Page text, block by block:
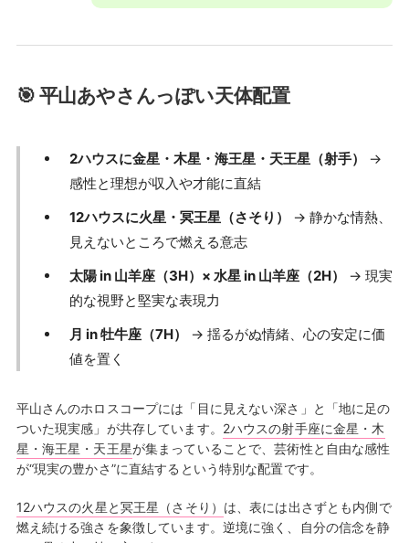
🎯 平山あやさんっぽい天体配置
2ハウスに金星・木星・海王星・天王星（射手）
→
感性と理想が収入や才能に直結
12ハウスに火星・冥王星（さそり）
→ 静かな情熱、
見えないところで燃える意志
太陽 in 山羊座（3H）× 水星 in 山羊座（2H）
→ 現実
的な視野と堅実な表現力
月 in 牡牛座（7H）
→ 揺るがぬ情緒、心の安定に価
値を置く
平山さんのホロスコープには「目に見えない深さ」と「地に足の
ついた現実感」が共存しています。 2ハウスの射手座に金星・木
星・海王星・天王星が集まっていることで、芸術性と自由な感性
が“現実の豊かさ”に直結するという特別な配置です。
12ハウスの火星と冥王星（さそり） は、表には出さずとも内側で
燃え続ける強さを象徴しています。逆境に強く、自分の信念を静